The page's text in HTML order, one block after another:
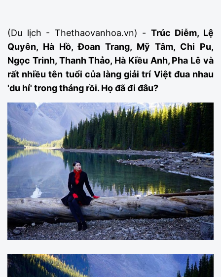
(Du lịch - Thethaovanhoa.vn) - Trúc Diễm, Lệ
Quyên, Hà Hồ, Đoan Trang, Mỹ Tâm, Chi Pu,
Ngọc Trinh, Thanh Thảo, Hà Kiều Anh, Pha Lê và
rất nhiều tên tuổi của làng giải trí Việt đua nhau
'du hí' trong tháng rồi. Họ đã đi đâu?